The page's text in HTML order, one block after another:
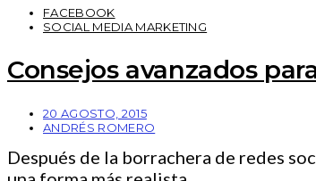
FACEBOOK
SOCIAL MEDIA MARKETING
Consejos avanzados
20 AGOSTO, 2015
ANDRÉS ROMERO
Después de la borrachera de redes